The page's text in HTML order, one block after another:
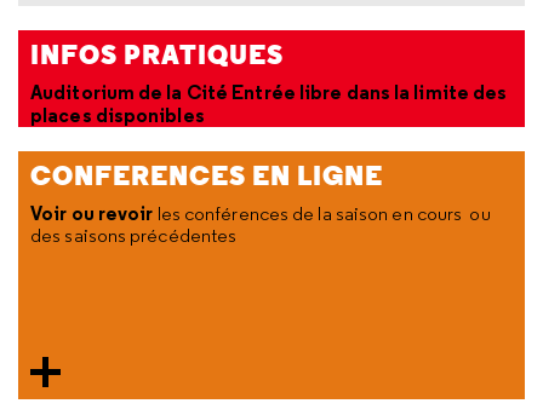
INFOS PRATIQUES
Auditorium de la Cité Entrée libre dans la limite des
places disponibles
CONFERENCES EN LIGNE
Voir ou revoir les conférences de la saison en cours ou
des saisons précédentes